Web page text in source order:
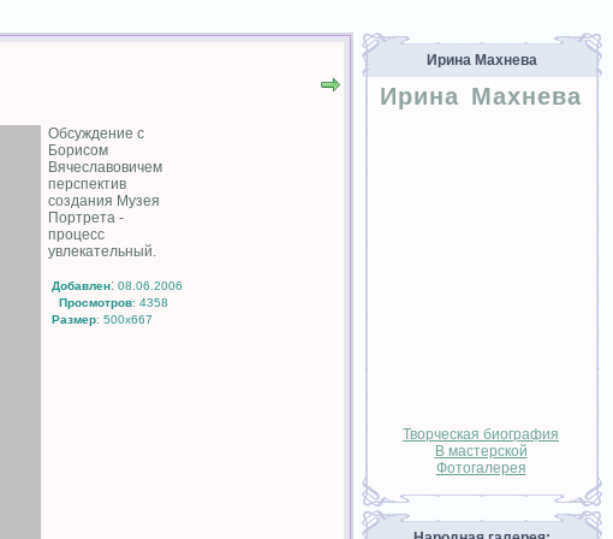
Обсуждение с
Борисом
Вячеславовичем
перспектив
создания Музея
Портрета -
процесс
увлекательный.
Добавлен: 08.06.2006
Просмотров: 4358
Размер: 500x667
Ирина Махнева
Ирина Махнева
Творческая биография
В мастерской
Фотогалерея